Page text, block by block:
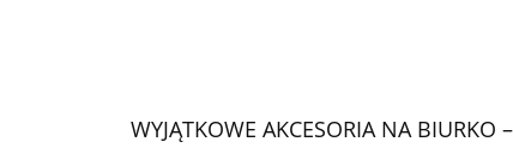
WYJĄTKOWE AKCESORIA NA BIURKO